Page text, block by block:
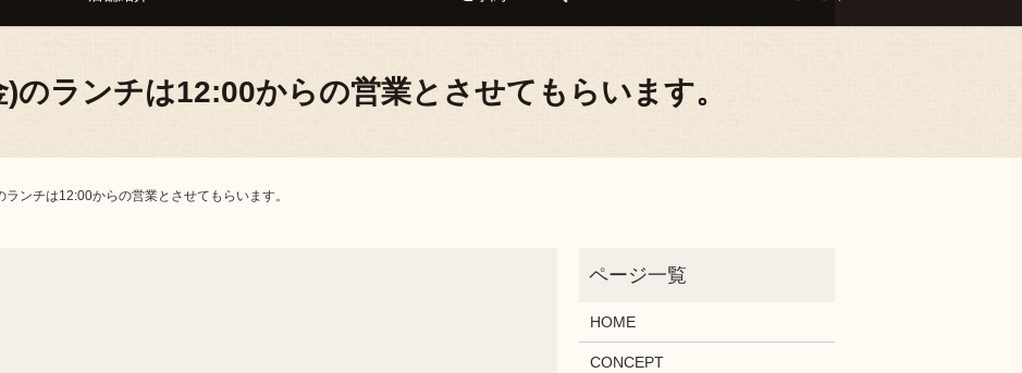
)のランチは12:00からの営業とさせてもらいます。
ランチは12:00からの営業とさせてもらいます。
HOME
CONCEPT